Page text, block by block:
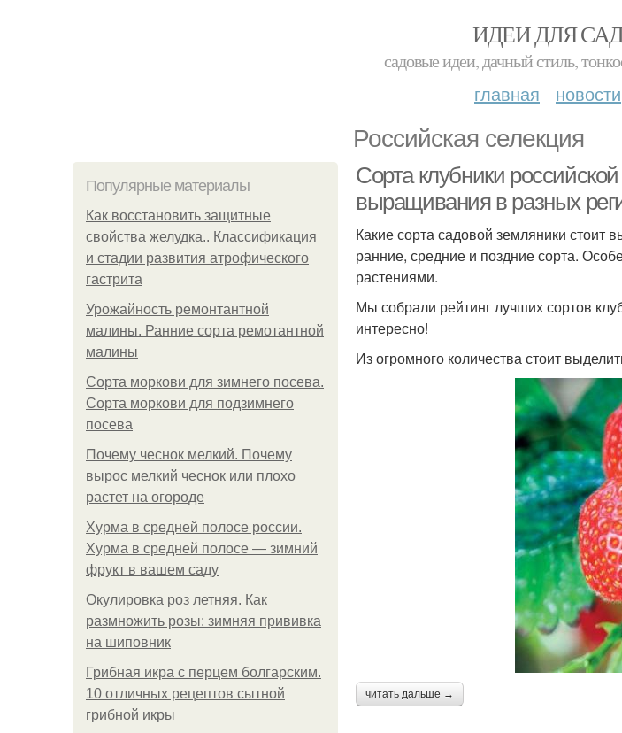
ИДЕИ ДЛЯ
садовые идеи, дачный стиль,
главная новости
Российская селекция
Популярные материалы
Как восстановить защитные
свойства желудка.. Классификация
и стадии развития атрофического
гастрита
Урожайность ремонтантной
малины. Ранние сорта ремотантной
малины
Сорта моркови для зимнего посева.
Сорта моркови для подзимнего
посева
Почему чеснок мелкий. Почему
вырос мелкий чеснок или плохо
растет на огороде
Хурма в средней полосе россии.
Хурма в средней полосе — зимний
фрукт в вашем саду
Окулировка роз летняя. Как
размножить розы: зимняя прививка
на шиповник
Грибная икра с перцем болгарским.
10 отличных рецептов сытной
грибной икры
Сорта клубники
выращивания в разных
Какие сорта садовой земляники стоит
ранние, средние и поздние сорта.
растениями.
Мы собрали рейтинг лучших сортов
интересно!
Из огромного количества стоит
читать дальше →